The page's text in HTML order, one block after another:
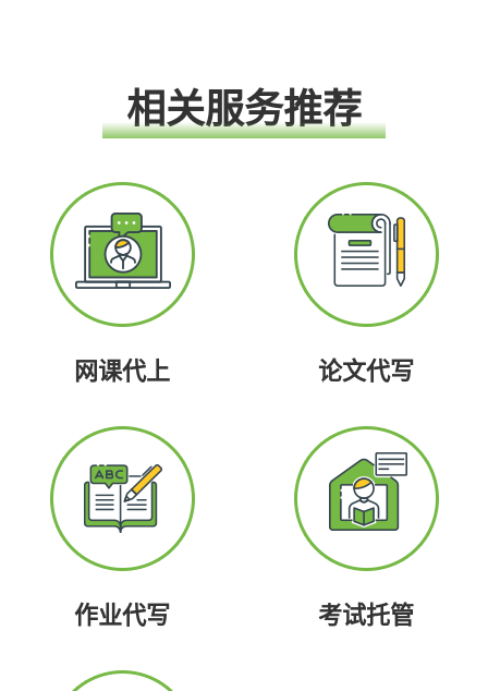
相关服务推荐
网课代上 论文代写
作业代写 考试托管